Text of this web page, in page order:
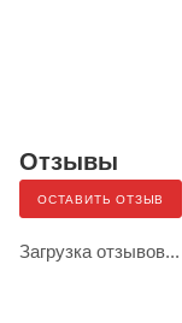
Отзывы
ОСТАВИТЬ ОТЗЫВ
Загрузка отзывов...